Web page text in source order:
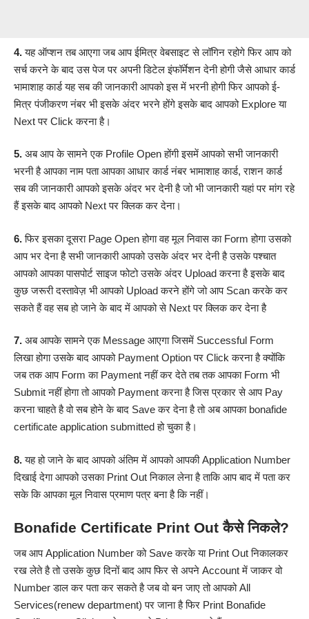
4.यह ऑप्शन तब आएगा जब आप ईमित्र वेबसाइट से लॉगिन रहोगे फिर आप को
सर्च करने के बाद उस पेज पर अपनी डिटेल इंफॉर्मेशन देनी होगी जैसे आधार कार्ड
भामाशाह कार्डयह सब की जानकारी आपको इस में भरनी होगी फिर आपको ई-
मित्र पंजीकरण नंबर भी इसके अंदर भरने होंगे इसके बाद आपको Explore या
Next पर Click करना है।
5. अब आप के सामने एक Profile Open होंगी इसमें आपको सभी जानकारी
भरनी है आपका नाम पता आपका आधार कार्ड नंबर भामाशाह कार्ड, राशन कार्ड
सब की जानकारी आपको इसके अंदर भर देनी है जो भी जानकारी यहां पर मांग रहे
हैं इसके बाद आपको Next पर क्लिक कर देना।
6.फिर इसका दूसरा Page Open होगा वह मूल निवास का Form होगा उसको
आप भर देना है सभी जानकारी आपको उसके अंदर भर देनी है उसके पश्चात
आपको आपका पासपोर्ट साइज फोटो उसके अंदर Upload करना है इसके बाद
कुछ जरूरी दस्तावेज़ भी आपको Upload करने होंगे जो आप Scan करके कर
सकते हैं वह सब हो जाने के बाद में आपको से Next पर क्लिक कर देना है
7. अब आपके सामने एक Message आएगा जिसमें Successful Form
लिखा होगा उसके बाद आपको Payment Option पर Click करना है क्योंकि
जब तक आप Form का Payment नहीं कर देते तब तक आपका Form भी
Submit नहीं होगा तो आपको Payment करना है जिस प्रकार से आप Pay
करना चाहते है वो सब होने के बाद Save कर देना है तो अब आपका bonafide
certificate application submitted हो चुका है।
8.यह हो जाने के बाद आपको अंतिम में आपको आपकी Application Number
दिखाई देगा आपको उसका Print Out निकाल लेना है ताकि आप बाद में पता कर
सके कि आपका मूल निवास प्रमाण पत्र बना है कि नहीं।
Bonafide Certificate Print Out कैसे निकले?
जब आप Application Number को Save करके या Print Out निकालकर
रख लेते है तो उसके कुछ दिनों बाद आप फिर से अपने Account में जाकर वो
Number डाल कर पता कर सकते है जब वो बन जाए तो आपको All
Services(renew department) पर जाना है फिर Print Bonafide